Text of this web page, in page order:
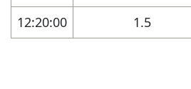
12:20:00
1.5